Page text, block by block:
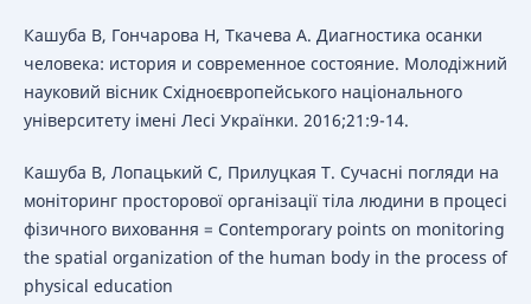
Кашуба В, Гончарова Н, Ткачева А. Диагностика осанки
человека: история и современное состояние. Молодіжний
науковий вісник Східноєвропейського національного
університету імені Лесі Українки. 2016;21:9-14.
Кашуба В, Лопацький С, Прилуцкая Т. Сучасні погляди на
моніторинг просторової організації тіла людини в процесі
фізичного виховання = Contemporary points on monitoring
the spatial organization of the human body in the process of
physical education